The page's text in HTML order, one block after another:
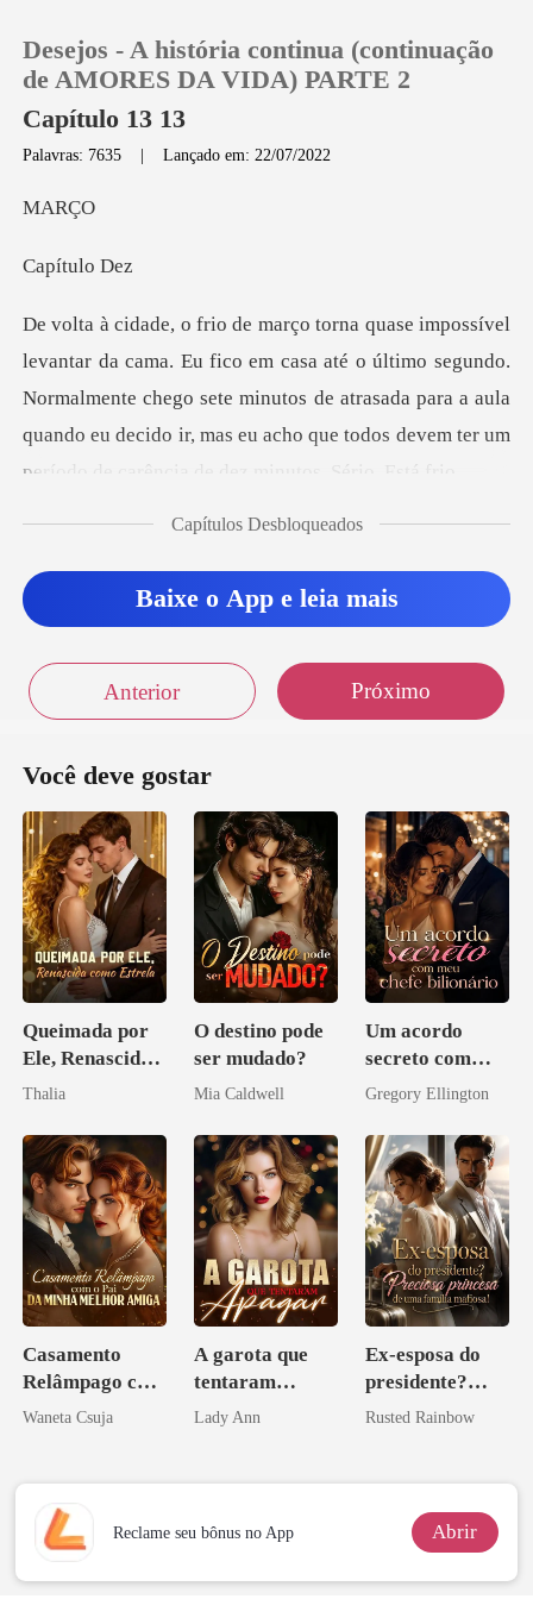
Histórico
Desejos - A história continua (continuação
de AMORES DA VIDA) PARTE 2
Capítulo 13 13
Palavras: 7635 |Lançado em: 22/07/2022
RÇ
tulo
té o último segundo.
Normalmente chego sete minutos de atrasada para a aula
quando eu decido
eu sou pontual
Capítulos Desbloqueados
Baixe o App e leia mais
Anterior Próximo
Você deve gostar
Queimada por
Ele, Renascida
como Estrela
Thalia
O destino pode
ser mudado?
Mia Caldwell
Um acordo
secreto com
meu chefe
Gregory Ellington
Casamento
Relâmpago com
o Pai da Minha
Waneta Csuja
A garota que
tentaram
apagar
Lady Ann
Ex-esposa do
presidente?
Preciosa
mafiosa!
Rusted Rainbow
Reclame seu bônus no App Abrir